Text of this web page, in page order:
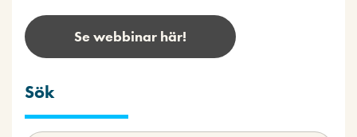
Se webbinar här!
Sök